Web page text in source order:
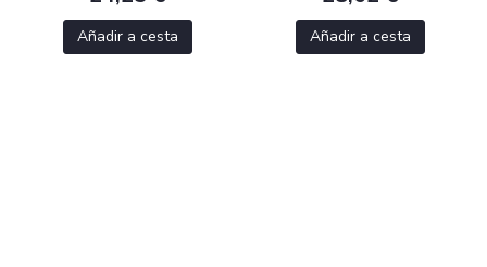
Añadir a cesta Añadir a cesta